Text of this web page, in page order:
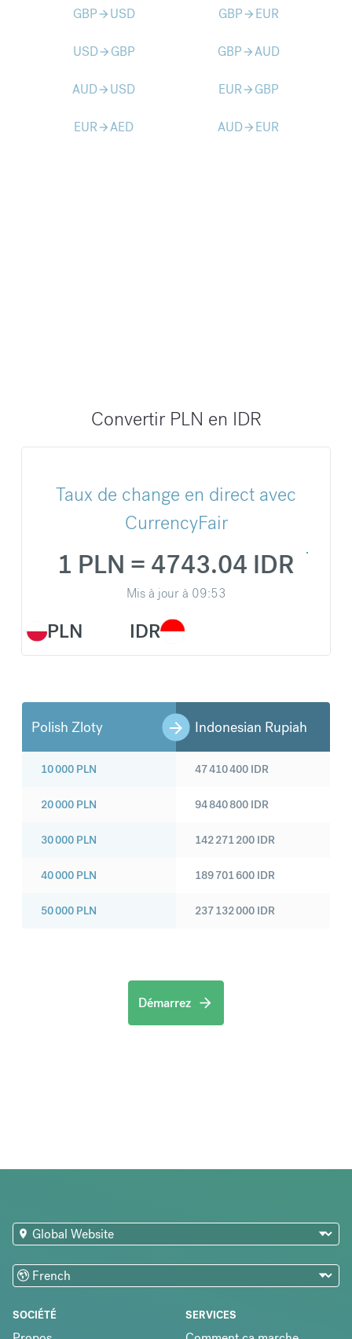
GBParrow_forward USD GBParrow_forward EUR
USDarrow_forward GBP GBParrow_forwardAUD
AUDarrow_forward USD EURarrow_forward GBP
EURarrow_forwardAED AUDarrow_forward EUR
Convertir PLN en IDR
Taux de change en direct avec
CurrencyFair
PLN
1 PLN = 4743.04 IDR
Mis à jour à 09:53
IDR
Polish Zloty Indonesian Rupiah
10 000 PLN
20 000 PLN
30 000 PLN
40 000 PLN
50 000 PLN
47 410 400 IDR
94 840 800 IDR
142 271 200 IDR
189 701 600 IDR
237 132 000 IDR
Démarrez
SOCIÉTÉ SERVICES